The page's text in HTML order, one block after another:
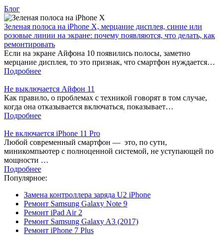
Блог
Зеленая полоса на iPhone X, мерцание дисплея, синие или
розовые линии на экране: почему появляются, что делать, как
ремонтировать
Если на экране Айфона 10 появились полосы, заметно
мерцание дисплея, то это признак, что смартфон нуждается…
Подробнее
Не выключается Айфон 11
Как правило, о проблемах с техникой говорят в том случае,
когда она отказывается включаться, показывает…
Подробнее
Не включается iPhone 11 Pro
Любой современный смартфон — это, по сути,
миникомпьютер с полноценной системой, не уступающей по
мощности …
Подробнее
Популярное:
Замена контроллера заряда U2 iPhone
Ремонт Samsung Galaxy Note 9
Ремонт iPad Air 2
Ремонт Samsung Galaxy A3 (2017)
Ремонт iPhone 7 Plus